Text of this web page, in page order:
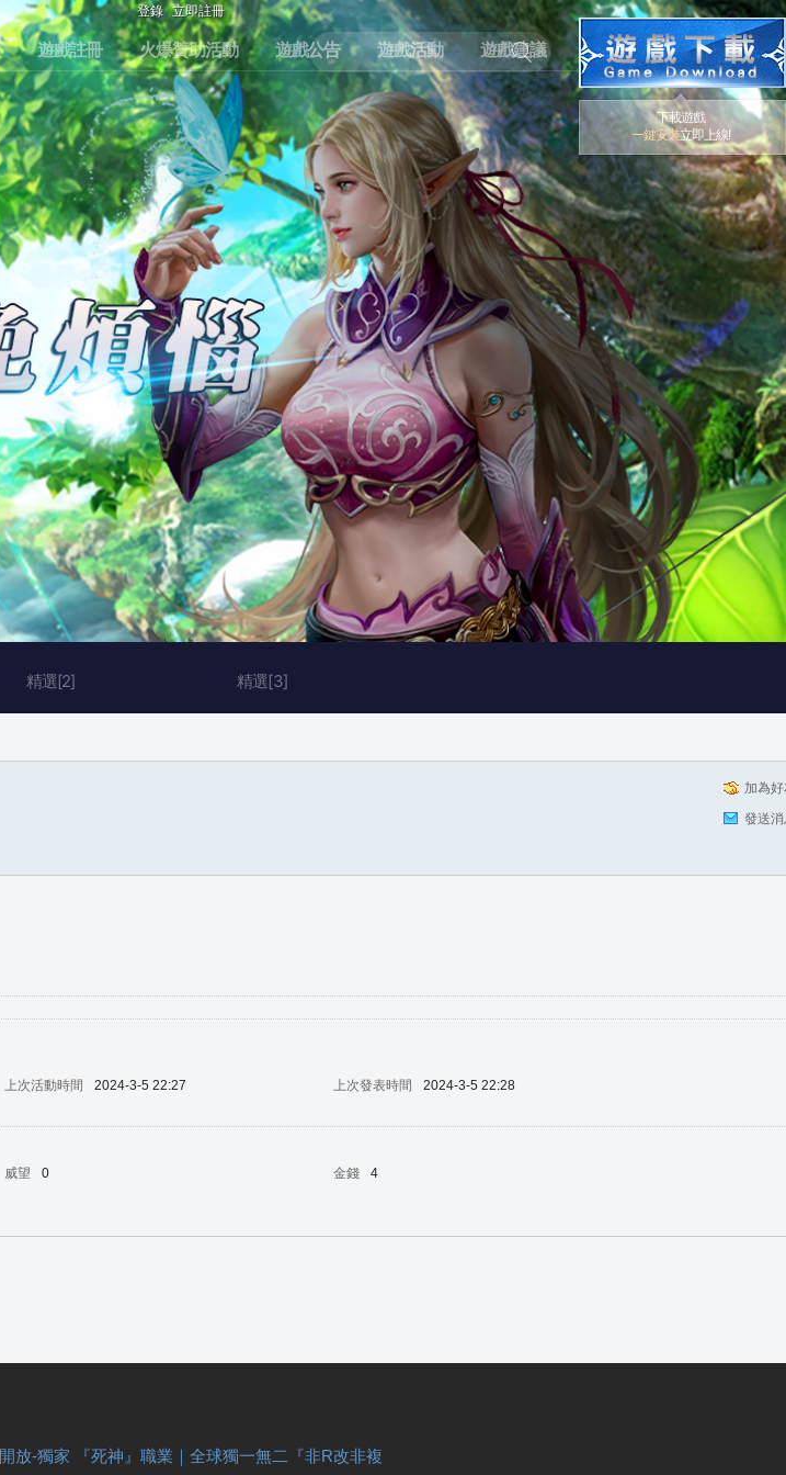
登錄 立即註冊
遊戲註冊 火爆贊助活動 遊戲公告 遊戲活動 遊戲建議
下載遊戲
一鍵安裝立即上線!
精選[2] 精選[3]
加為
發送
上次活動時間 2024-3-5 22:27 上次發表時間
2024-3-5 22:28
威望 0 金錢
4
放-獨家 『死神』職業｜全球獨一無二『非R改非複